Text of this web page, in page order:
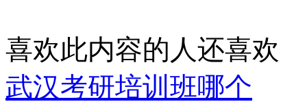
喜欢此内容的人还喜欢
武汉考研培训班哪个